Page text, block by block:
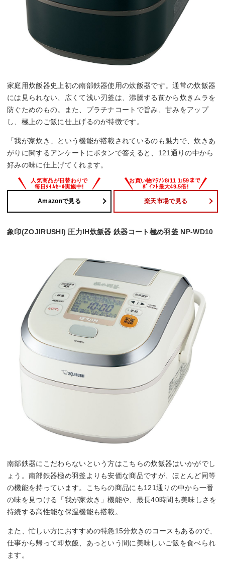
家庭用炊飯器史上初の南部鉄器使用の炊飯器です。通常の炊飯器
には見られない、広くて浅い刃釜は、沸騰する前から炊きムラを
防ぐためのもの。また、プラチナコートで旨み、甘みをアップ
し、極上のご飯に仕上げるのが特徴です。
「我が家炊き」という機能が搭載されているのも魅力で、炊きあ
がりに関するアンケートにボタンで答えると、121通りの中から
好みの味に仕上げてくれます。
Amazonで見る 楽天市場で見る
象印(ZOJIRUSHI) 圧力IH炊飯器 鉄器コート極め羽釜 NP-WD10
南部鉄器にこだわらないという方はこちらの炊飯器はいかがでし
ょう。南部鉄器極め羽釜よりも安価な商品ですが、ほとんど同等
の機能を持っています。こちらの商品にも121通りの中から一番
の味を見つける「我が家炊き」機能や、最長40時間も美味しさを
持続する高性能な保温機能も搭載。
また、忙しい方におすすめの特急15分炊きのコースもあるので、
仕事から帰って即炊飯、あっという間に美味しいご飯を食べられ
ます。